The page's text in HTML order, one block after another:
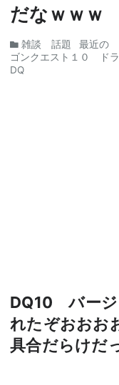
だなｗｗｗ
雑談 話題 最近の
ゴンクエスト１０ ド
DQ
DQ10 バー
れたぞおおお
具合だらけだ